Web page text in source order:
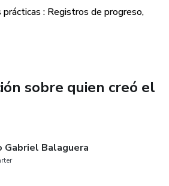
: Registros de progreso,
sobre quien creó el
Gabriel Balaguera